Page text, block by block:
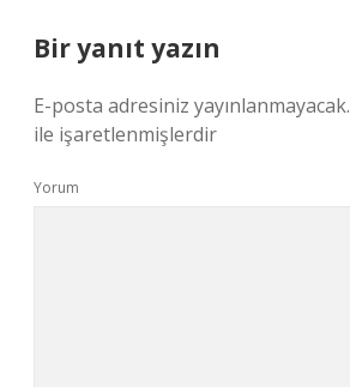
Bir yanıt yazın
E-posta adresiniz yayınlanmayacak.
ile işaretlenmişlerdir
Yorum